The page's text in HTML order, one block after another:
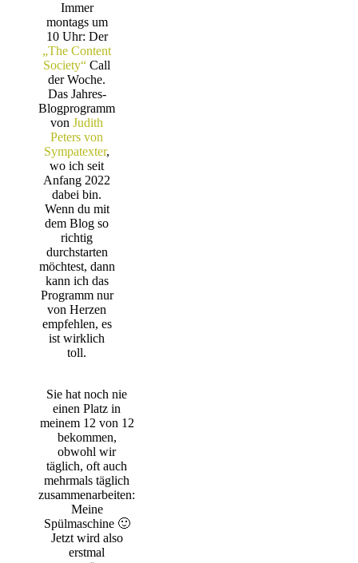
Immer
montags um
10 Uhr: Der
„The Content
Society“ Call
der Woche.
Das Jahres-
Blogprogramm
von Judith
Peters von
Sympatexter,
wo ich seit
Anfang 2022
dabei bin.
Wenn du mit
dem Blog so
richtig
durchstarten
möchtest, dann
kann ich das
Programm nur
von Herzen
empfehlen, es
ist wirklich
toll.
Sie hat noch nie
einen Platz in
meinem 12 von 12
bekommen,
obwohl wir
täglich, oft auch
mehrmals täglich
zusammenarbeiten:
Meine
Spülmaschine 🙂
Jetzt wird also
erstmal